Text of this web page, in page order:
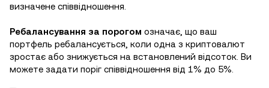
визначене співвідношення.
Ребалансування за порогом означає, що ваш
портфель ребалансується, коли одна з криптовалют
зростає або знижується на встановлений відсоток. Ви
можете задати поріг співвідношення від 1% до 5%.